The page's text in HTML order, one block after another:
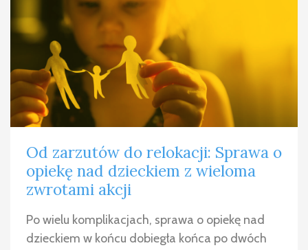
Od zarzutów do relokacji: Sprawa o
opiekę nad dzieckiem z wieloma
zwrotami akcji
Po wielu komplikacjach, sprawa o opiekę nad
dzieckiem w końcu dobiegła końca po dwóch